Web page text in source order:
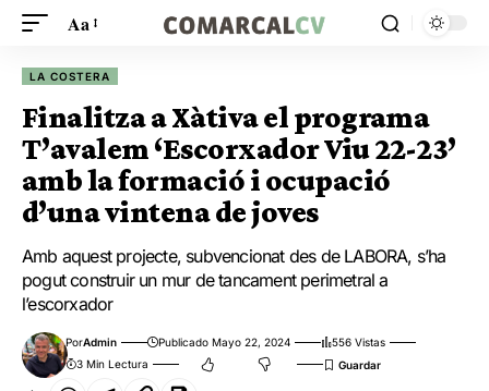
Aa
LA COSTERA
Finalitza a Xàtiva el programa
T’avalem ‘Escorxador Viu 22-23’
amb la formació i ocupació
d’una vintena de joves
Amb aquest projecte, subvencionat des de LABORA, s’ha
pogut construir un mur de tancament perimetral a
l’escorxador
PorAdmin Publicado Mayo 22, 2024
556 Vistas
3 Min Lectura